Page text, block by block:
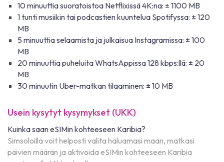
10 minuuttia suoratoistoa Netflixissä 4K:na: ± 1100 MB
1 tunti musiikin tai podcastien kuuntelua Spotifyssa: ± 120
MB
5 minuuttia selaamista ja julkaisua Instagramissa: ± 100
MB
20 minuuttia puheluita WhatsAppissa 128 kbps:llä: ± 20
MB
30 minuutin Uber-matkan tilaaminen: ± 10 MB
Usein kysytyt kysymykset (UKK)
Kuinka saan eSIMin kohteeseen Karibia?
Simsoloilla voit helposti valita haluamasi maan, matkasi
päivien määrän ja aktivoida eSIMin kohteeseen Karibia